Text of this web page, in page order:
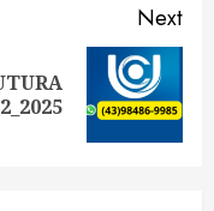
Next